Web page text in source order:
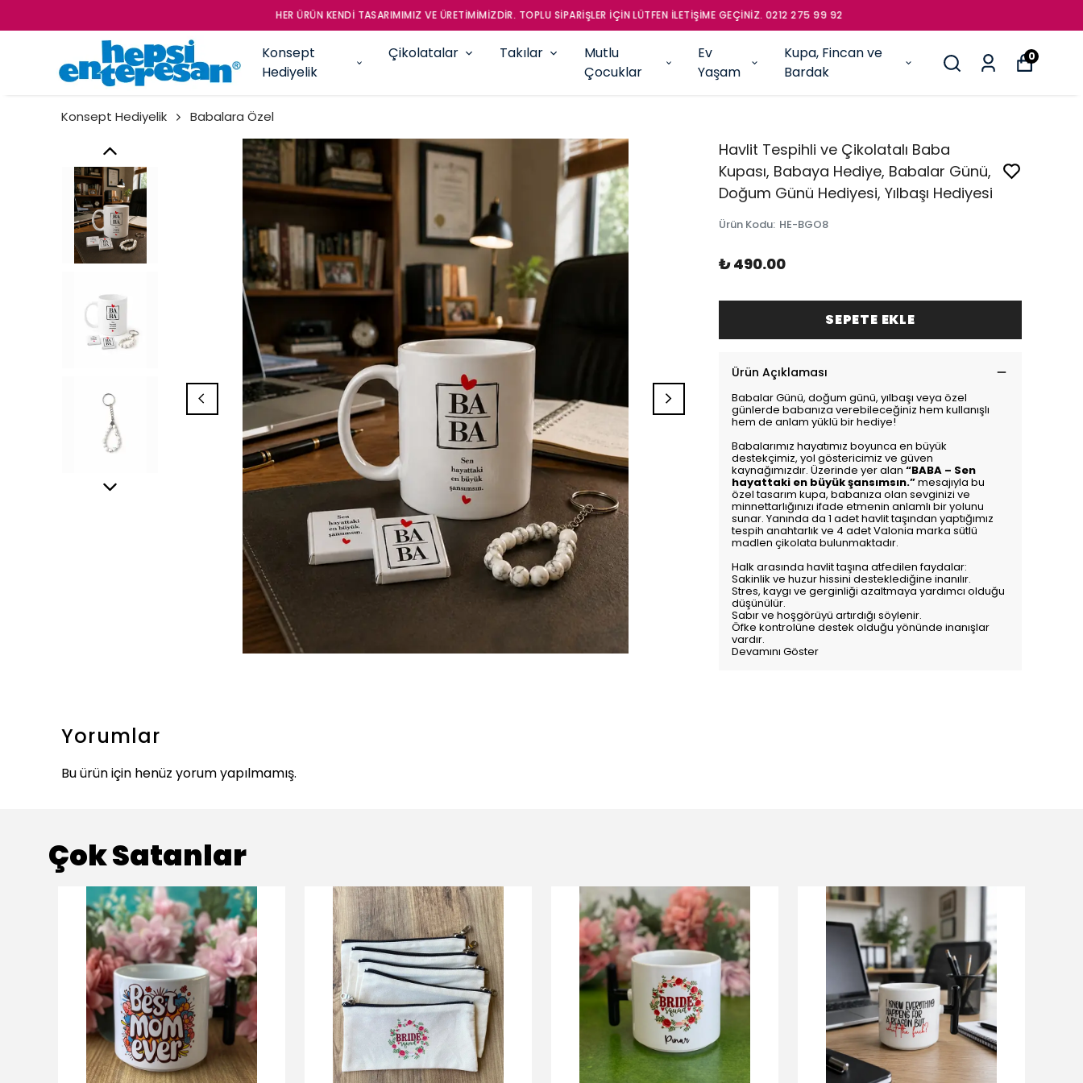
HER ÜRÜN KENDİ TASARIMIMIZ VE ÜRETİMİMİZDİR. TOPLU SİPARİŞLER İÇİN LÜTFEN İLETİŞİME GEÇİNİZ. 0212 275 99 92
Konsept
Hediyelik
Çikolatalar Takılar
Mutlu
Çocuklar
Ev
Yaşam
Kupa, Fincan ve
Bardak
0
Konsept Hediyelik Babalara Özel
Havlit Tespihli ve Çikolatalı Baba
Kupası, Babaya Hediye, Babalar Günü,
Doğum Günü Hediyesi, Yılbaşı Hediyesi
Ürün Kodu: HE-BGO8
₺ 490.00
SEPETE EKLE
Ürün Açıklaması
Babalar Günü, doğum günü, yılbaşı veya özel
günlerde babanıza verebileceğiniz hem kullanışlı
hem de anlam yüklü bir hediye!
Babalarımız hayatımız boyunca en büyük
destekçimiz, yol göstericimiz ve güven
kaynağımızdır. Üzerinde yer alan “BABA – Sen
hayattaki en büyük şansımsın.”mesajıyla bu
özel tasarım kupa, babanıza olan sevginizi ve
minnettarlığınızı ifade etmenin anlamlı bir yolunu
sunar. Yanında da 1 adet havlit taşından yaptığımız
tespih anahtarlık ve 4 adet Valonia marka sütlü
madlen çikolata bulunmaktadır.
Halk arasında havlit taşına atfedilen faydalar:
Sakinlik ve huzur hissini desteklediğine inanılır.
Stres, kaygı ve gerginliği azaltmaya yardımcı olduğu
düşünülür.
Sabır ve hoşgörüyü artırdığı söylenir.
Öfke kontrolüne destek olduğu yönünde inanışlar
vardır.
Devamını Göster
Yorumlar
Bu ürün için henüz yorum yapılmamış.
Çok Satanlar